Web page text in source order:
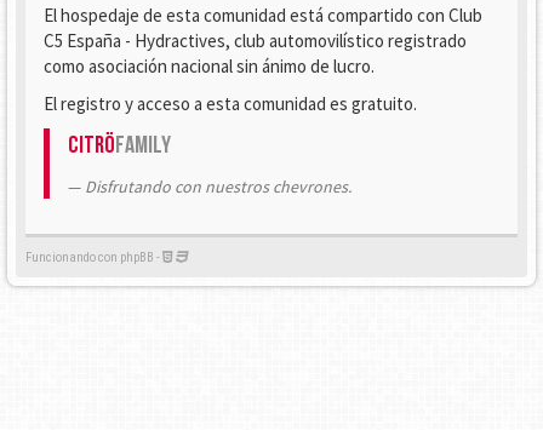
El hospedaje de esta comunidad está compartido con Club
C5 España - Hydractives, club automovilístico registrado
como asociación nacional sin ánimo de lucro.
El registro y acceso a esta comunidad es gratuito.
CitröFamily
Disfrutando con nuestros chevrones.
Funcionando con phpBB -